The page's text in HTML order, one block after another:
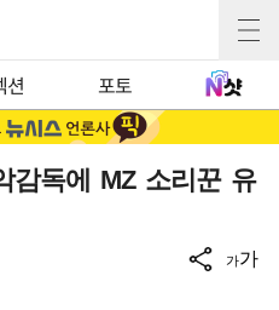
션 포토
감독에 MZ 소리꾼 유
가가